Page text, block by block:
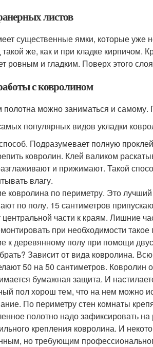
листов
существенные ямки, которые уже
же, как и при кладке
ровным и гладким. Поверх этого
с ковролином
можно заниматься и самому.
популярных видов укладки
Подразумевает полную
ковролин. Клей валиком
и прижимают. Такой
влагу.
ковролина по периметру. Это
по полу. 15 сантиметров
центральной части к краям. Лишние
при необходимости такое
к деревянному полу при помощи
Зависит от вида ковролина.
50 на 50 сантиметров. Ковролин
бумажная защита. И
пол хорош тем, что на нем можно
По периметру стен комнаты
полотно надо зафиксировать
крепления ковролина. И
но требующим